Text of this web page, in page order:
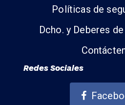
Políticas de
Dcho. y Deberes
Redes Sociales